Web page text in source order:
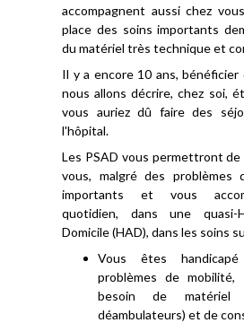
accompagnent aussi chez
place des soins importants
du matériel très technique et
Il y a encore 10 ans, bénéficier
nous allons décrire, chez soi,
vous auriez dû faire des
l'hôpital.
Les PSAD vous permettront de
vous, malgré des problèmes
importants et vous
quotidien, dans une quasi-
Domicile (HAD), dans les soins
Vous êtes
problèmes de mobilité,
besoin de matériel
déambulateurs) et de